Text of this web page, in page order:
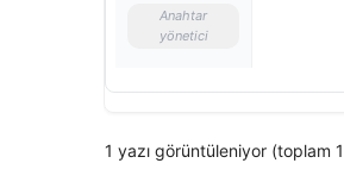
Anahtar
yönetici
1 yazı görüntüleniyor (toplam